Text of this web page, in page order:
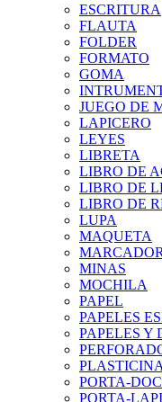
ESCRITURA
FLAUTA
FOLDER
FORMATO
GOMA
JUEGO DE
LAPICERO
LEYES
LIBRETA
LIBRO DE
LIBRO DE
LIBRO DE
LUPA
MAQUETA
MARCADOR
MINAS
MOCHILA
PAPEL
PAPELES
PAPELES Y
PLASTICINA
PORTA-
PORTA-